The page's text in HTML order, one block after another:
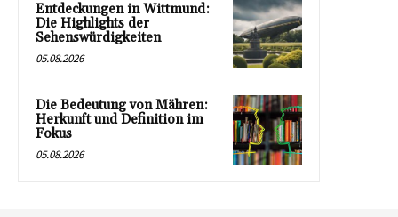
Entdeckungen in Wittmund:
Die Highlights der
Sehenswürdigkeiten
05.08.2026
Die Bedeutung von Mähren:
Herkunft und Definition im
Fokus
05.08.2026